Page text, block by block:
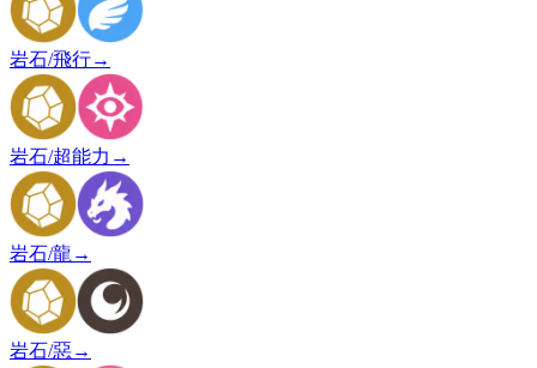
岩石/飛行→
岩石/超能力 →
岩石/龍 →
岩石/惡→